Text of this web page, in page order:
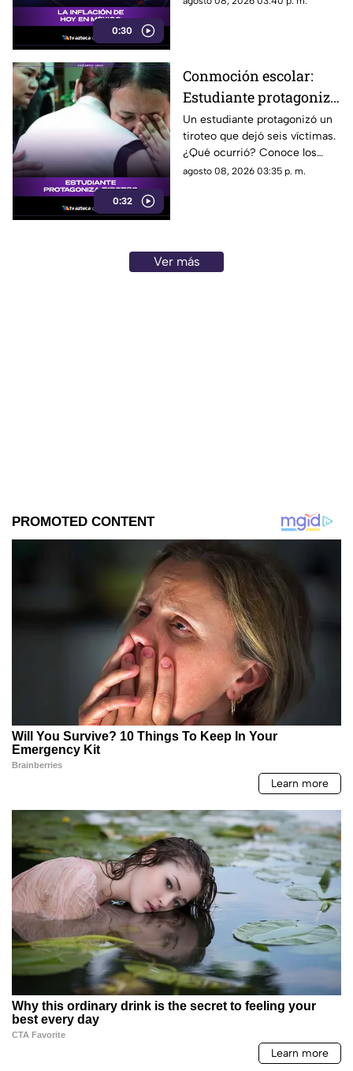
0:30
0:32
Conmoción escolar:
Estudiante protagoniza
t1r0t30 con seis
víctimas
Un estudiante protagonizó un
tiroteo que dejó seis víctimas.
¿Qué ocurrió? Conoce los
detalles de esta tragedia.
agosto 08, 2026 03:35 p. m.
Ver más